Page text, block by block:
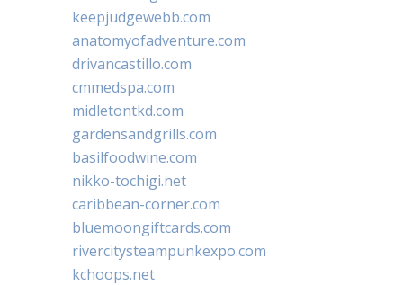
keepjudgewebb.com
anatomyofadventure.com
drivancastillo.com
cmmedspa.com
midletontkd.com
gardensandgrills.com
basilfoodwine.com
nikko-tochigi.net
caribbean-corner.com
bluemoongiftcards.com
rivercitysteampunkexpo.com
kchoops.net